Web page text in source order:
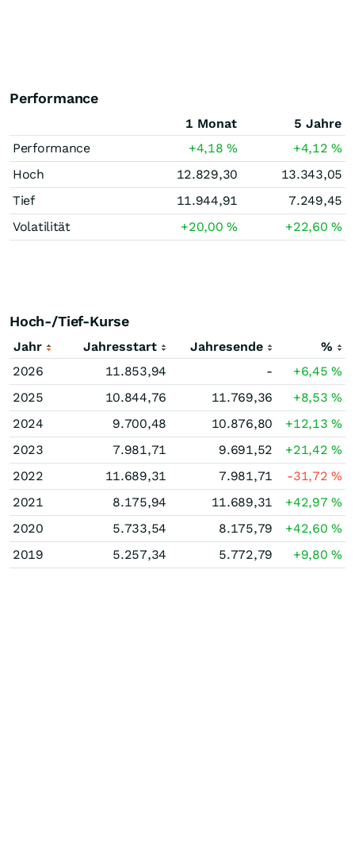
Performance
1 Monat
5 Jahre
Performance
+4,18% +4,12%
Hoch
12.829,30
13.343,05
Tief
11.944,91
7.249,45
Volatilität
+20,00% +22,60%
Hoch-/Tief-Kurse
Jahr Jahresstart Jahresende
%
2026
11.853,94 - +6,45%
2025
10.844,76 11.769,36 +8,53%
2024
9.700,48 10.876,80 +12,13%
2023
7.981,71 9.691,52 +21,42%
2022
11.689,31 7.981,71 -31,72%
2021
8.175,94 11.689,31 +42,97%
2020
5.733,54 8.175,79 +42,60%
2019
5.257,34 5.772,79 +9,80%